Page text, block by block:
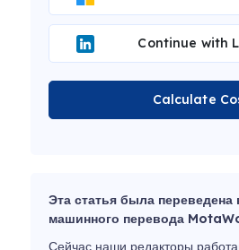
Continue with
Calculate
Эта статья была переведена
машинного перевода
Сейчас наши редакторы